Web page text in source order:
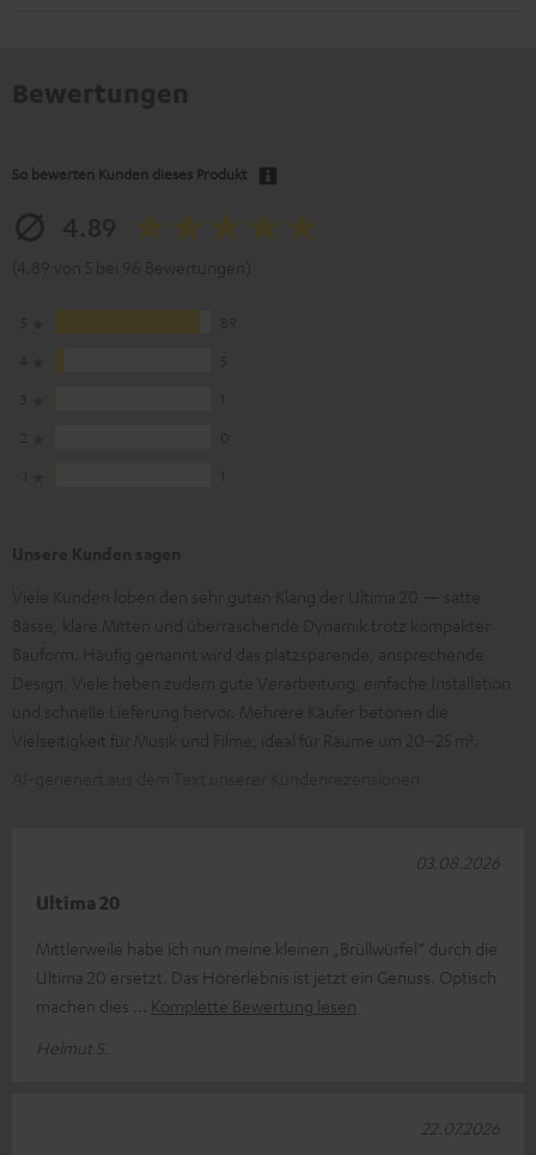
So bewerten Kunden dieses Produkt
Ultima 20
Mittlerweile habe ich nun meine kleinen „Brüllwürfel“ durch die
Ultima 20 ersetzt. Das Hörerlebnis ist jetzt ein Genuss. Optisch
machen dies
Komplette Bewertung lesen
Helmut S.
03.08.2026
22.07.2026